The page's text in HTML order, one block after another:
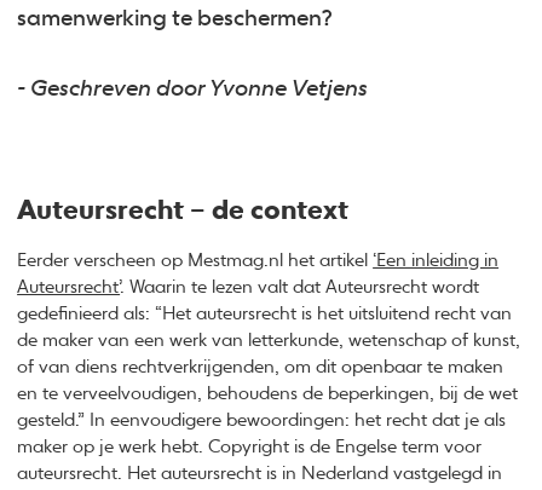
samenwerking te beschermen?
- Geschreven door Yvonne Vetjens
Auteursrecht – de context
Eerder verscheen op Mestmag.nl het artikel ‘Een inleiding in
Auteursrecht’. Waarin te lezen valt dat Auteursrecht wordt
gedefinieerd als: “Het auteursrecht is het uitsluitend recht van
de maker van een werk van letterkunde, wetenschap of kunst,
of van diens rechtverkrijgenden, om dit openbaar te maken
en te verveelvoudigen, behoudens de beperkingen, bij de wet
gesteld.” In eenvoudigere bewoordingen: het recht dat je als
maker op je werk hebt. Copyright is de Engelse term voor
auteursrecht. Het auteursrecht is in Nederland vastgelegd in